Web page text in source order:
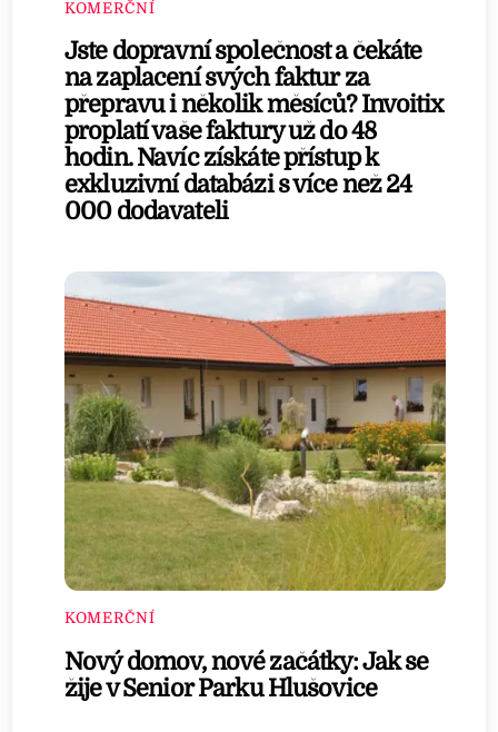
KOMERČNÍ
Jste dopravní společnost a čekáte
na zaplacení svých faktur za
přepravu i několik měsíců? Invoitix
proplatí vaše faktury už do 48
hodin. Navíc získáte přístup k
exkluzivní databázi s více než 24
000 dodavateli
KOMERČNÍ
Nový domov, nové začátky: Jak se
žije v Senior Parku Hlušovice